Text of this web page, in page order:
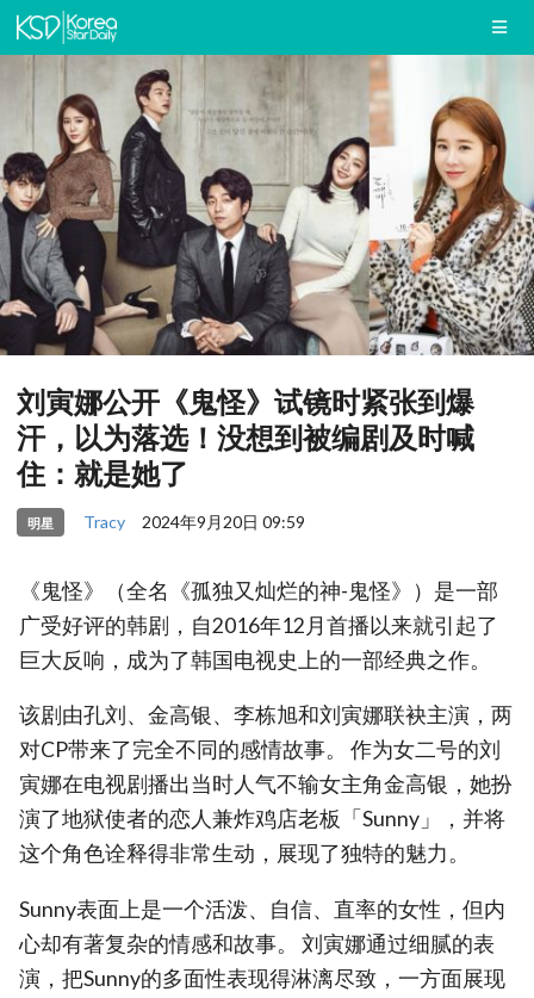
刘寅娜公开《鬼怪》试镜时紧张到爆
汗，以为落选！没想到被编剧及时喊
住：就是她了
明星 Tracy 2024年9月20日 09:59
《鬼怪》（全名《孤独又灿烂的神-鬼怪》）是一部
广受好评的韩剧，自2016年12月首播以来就引起了
巨大反响，成为了韩国电视史上的一部经典之作。
该剧由孔刘、金高银、李栋旭和刘寅娜联袂主演，两
对CP带来了完全不同的感情故事。 作为女二号的刘
寅娜在电视剧播出当时人气不输女主角金高银，她扮
演了地狱使者的恋人兼炸鸡店老板「Sunny」，并将
这个角色诠释得非常生动，展现了独特的魅力。
Sunny表面上是一个活泼、自信、直率的女性，但内
心却有著复杂的情感和故事。 刘寅娜通过细腻的表
演，把Sunny的多面性表现得淋漓尽致，一方面展现